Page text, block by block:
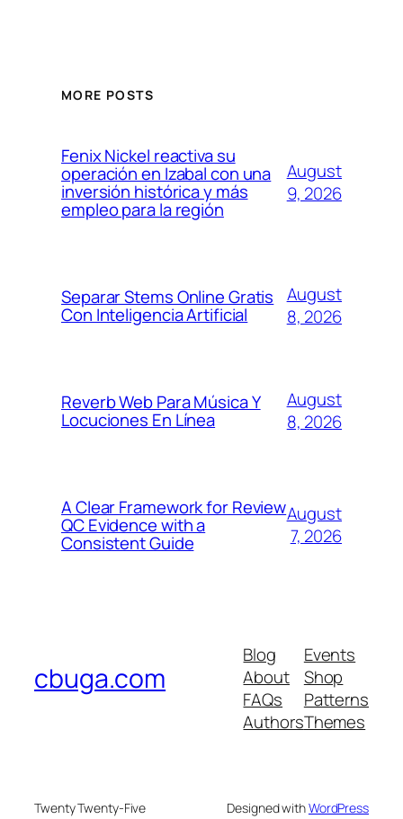
MORE POSTS
Fenix Nickel reactiva su
operación en Izabal con una
inversión histórica y más
empleo para la región
August
9, 2026
Separar Stems Online Gratis
Con Inteligencia Artificial
August
8, 2026
Reverb Web Para Música Y
Locuciones En Línea
August
8, 2026
A Clear Framework for Review
QC Evidence with a
Consistent Guide
August
7, 2026
cbuga.com
Blog
About
FAQs
Authors
Events
Shop
Patterns
Themes
Twenty Twenty-Five Designed withWordPress